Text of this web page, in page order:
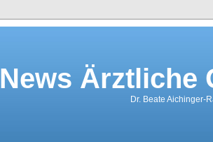
News Ärztliche
Dr. Beate Aichinger-